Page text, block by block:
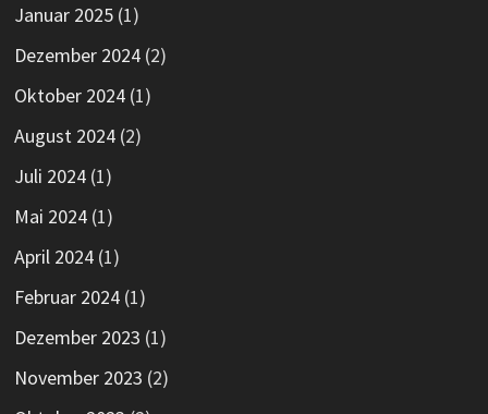
Januar 2025(1)
Dezember 2024(2)
Oktober 2024(1)
August 2024(2)
Juli 2024(1)
Mai 2024(1)
April 2024(1)
Februar 2024(1)
Dezember 2023 (1)
November 2023 (2)